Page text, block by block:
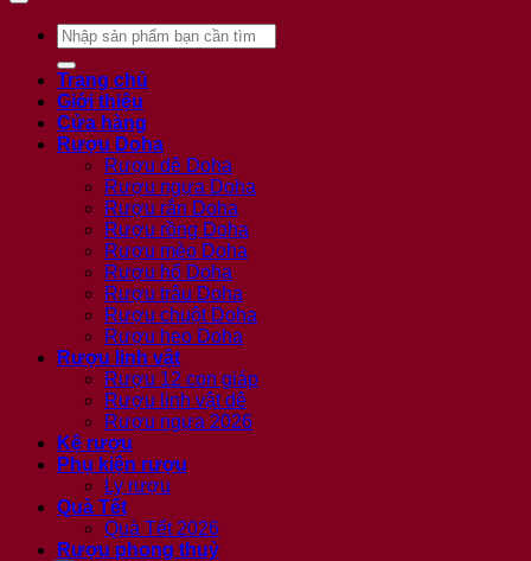
Tìm
kiếm:
Trang chủ
Giới thiệu
Cửa hàng
Rượu Doha
Rượu dê Doha
Rượu ngựa Doha
Rượu rắn Doha
Rượu rồng Doha
Rượu mèo Doha
Rượu hổ Doha
Rượu trâu Doha
Rượu chuột Doha
Rượu heo Doha
Rượu linh vật
Rượu 12 con giáp
Rượu linh vật dê
Rượu ngựa 2026
Kệ rượu
Phụ kiện rượu
Ly rượu
Quà Tết
Quà Tết 2026
Rượu phong thuỷ